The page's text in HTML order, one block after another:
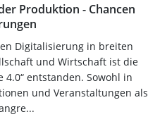
Produktion - Chancen
Digitalisierung in breiten
und Wirtschaft ist die
4.0“ entstanden. Sowohl in
und Veranstaltungen als